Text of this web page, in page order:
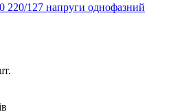
220/127 напруги однофазний